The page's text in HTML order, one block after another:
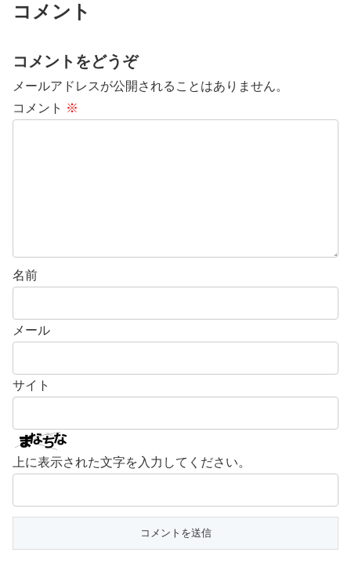
コメント
コメントをどうぞ
メールアドレスが公開されることはありません。
コメント ※
名前
メール
サイト
上に表示された文字を入力してください。